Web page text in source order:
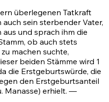
überlegenen Tatkraft
sein sterbender Vater,
aus und sprach ihm die
ob auch stets
machen suchte,
beiden Stämme wird 1
die Erstgeburtswürde, die
den Erstgeburtsanteil
Manasse) erhielt. —